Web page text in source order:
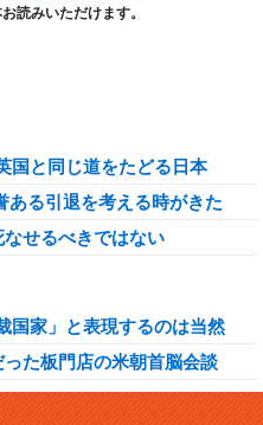
読みいただけます。
国と同じ道をたどる日本
ある引退を考える時がきた
せるべきではない
国家」と表現するのは当然
た板門店の米朝首脳会談